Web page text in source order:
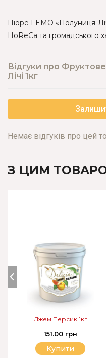
Пюре LEMO «Полуниця-
HoReCa та громадського
Відгуки про
Лічі 1кг
Немає відгуків про цей
З ЦИМ
Джем Персик 1кг
151.00 грн
Купити